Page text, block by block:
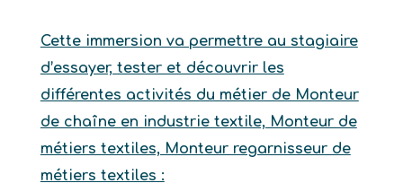
Cette immersion va permettre au stagiaire
d’essayer, tester et découvrir les
différentes activités du métier de Monteur
de chaîne en industrie textile, Monteur de
métiers textiles, Monteur regarnisseur de
métiers textiles :